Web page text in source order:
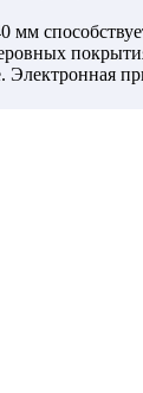
мм